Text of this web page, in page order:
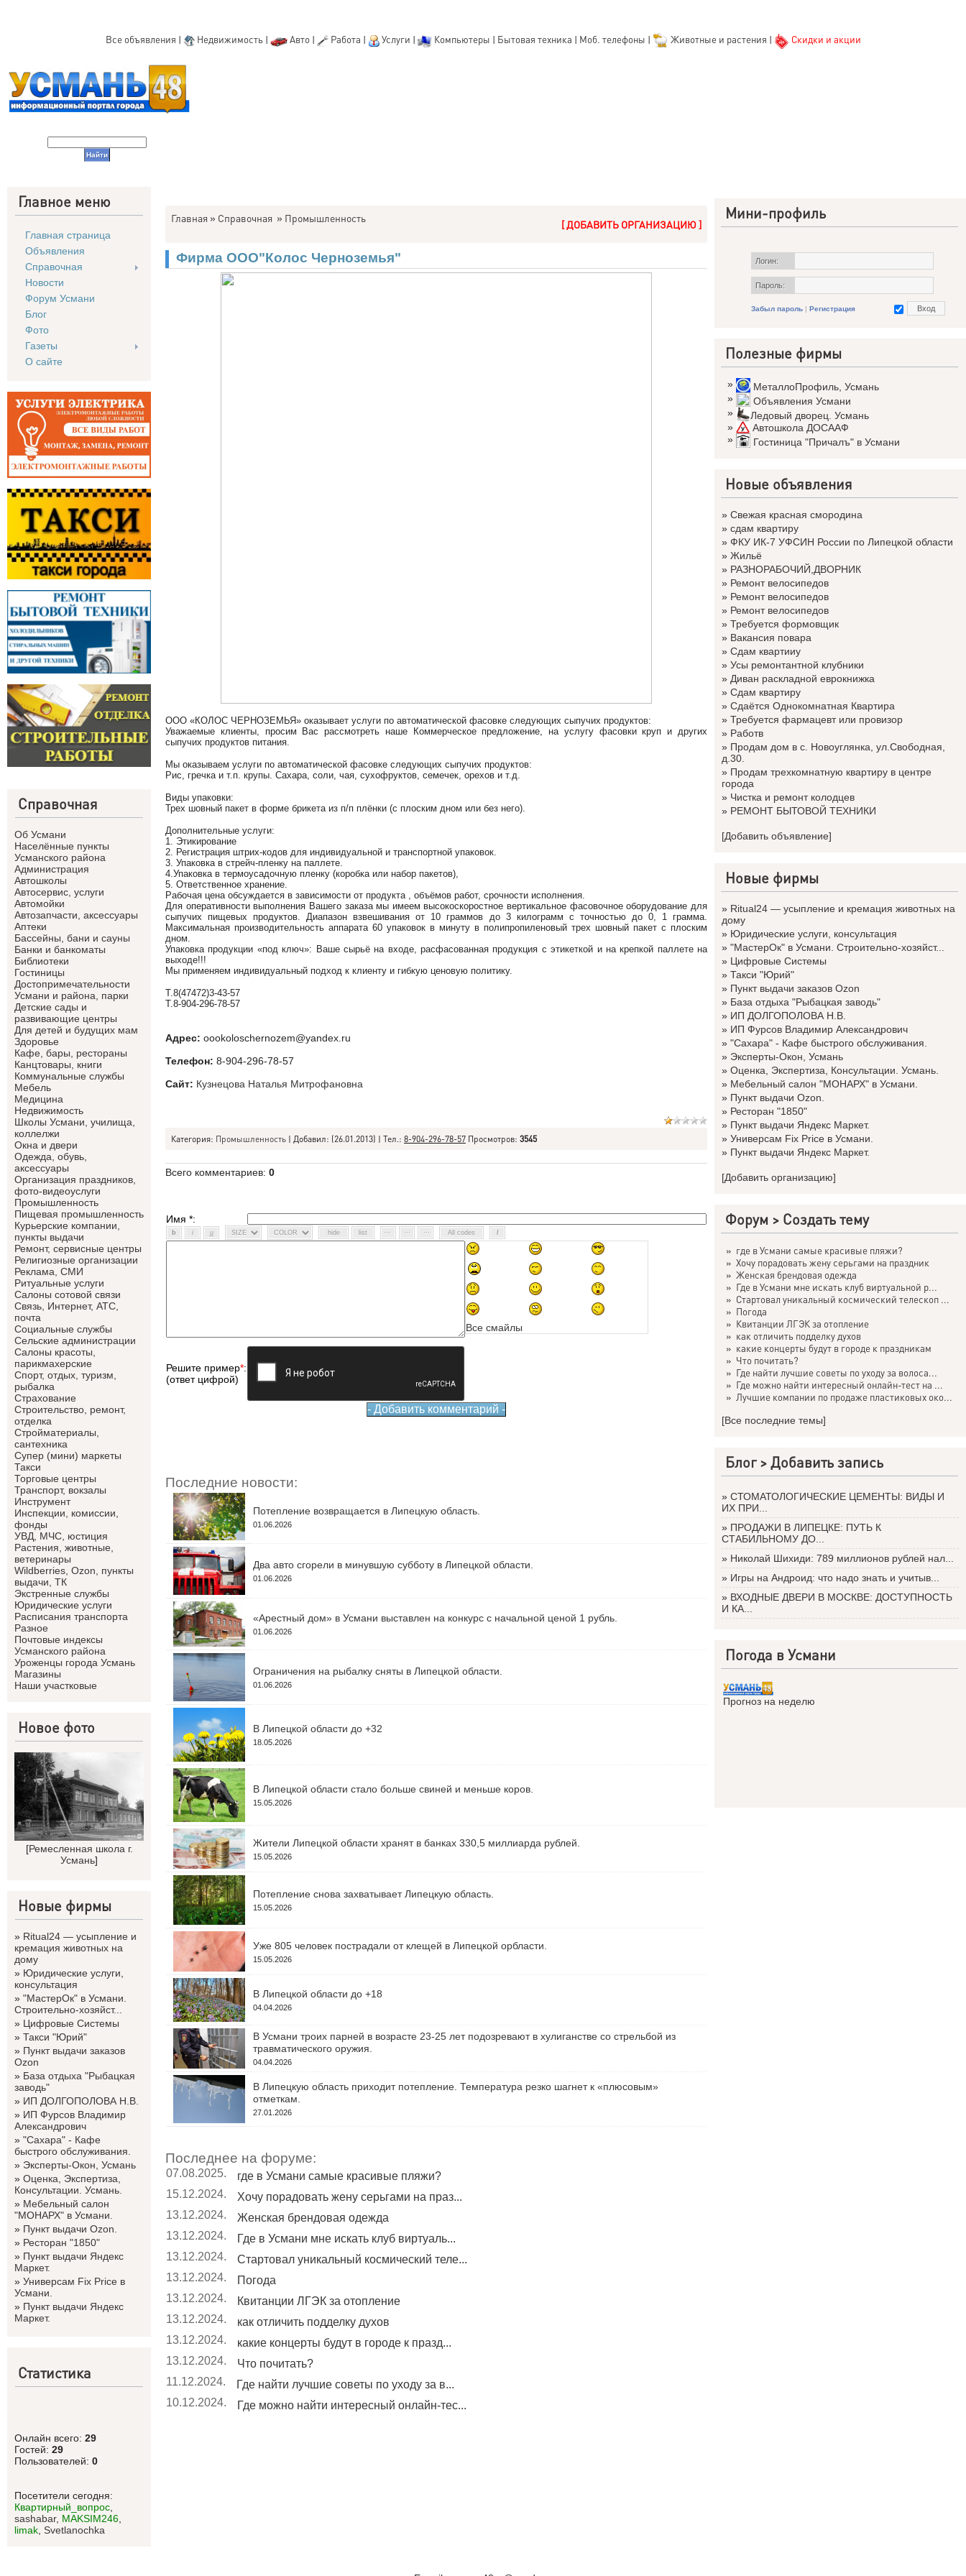
Все объявления | Недвижимость | Авто| Работа | Услуги | Компьютеры | Бытовая техника | Моб. телефоны | Животные и растения | Скидки и акции
Главное меню
Главная страница
Объявления
Справочная
Новости
Форум Усмани
Блог
Фото
Газеты
О сайте
Справочная
Об Усмани
Населённые пункты
Усманского района
Администрация
Автошколы
Автосервис, услуги
Автомойки
Автозапчасти, аксессуары
Аптеки
Бассейны, бани и сауны
Банки и банкоматы
Библиотеки
Гостиницы
Достопримечательности
Усмани и района, парки
Детские сады и
развивающие центры
Для детей и будущих мам
Здоровье
Кафе, бары, рестораны
Канцтовары, книги
Коммунальные службы
Мебель
Медицина
Недвижимость
Школы Усмани, училища,
коллелжи
Окна и двери
Одежда, обувь,
аксессуары
Организация праздников,
фото-видеоуслуги
Промышленность
Пищевая промышленность
Курьерские компании,
пункты выдачи
Ремонт, сервисные центры
Религиозные организации
Реклама, СМИ
Ритуальные услуги
Салоны сотовой связи
Связь, Интернет, АТС,
почта
Социальные службы
Сельские администрации
Салоны красоты,
парикмахерские
Спорт, отдых, туризм,
рыбалка
Страхование
Строительство, ремонт,
отделка
Cтройматериалы,
сантехника
Супер (мини) маркеты
Такси
Торговые центры
Транспорт, вокзалы
Инструмент
Инспекции, комиссии,
фонды
УВД, МЧС, юстиция
Растения, животные,
ветеринары
Wildberries, Ozon, пункты
выдачи, ТК
Экстренные службы
Юридические услуги
Расписания транспорта
Разное
Почтовые индексы
Усманского района
Уроженцы города Усмань
Магазины
Наши участковые
Новое фото
[Ремесленная школа г.
Усмань]
Новые фирмы
» Ritual24 — усыпление и
кремация животных на
дому
» Юридические услуги,
консультация
» "МастерОк" в Усмани.
Строительно-хозяйст...
» Цифровые Системы
» Такси "Юрий"
» Пункт выдачи заказов
Ozon
» База отдыха "Рыбацкая
заводь"
» ИП ДОЛГОПОЛОВА Н.В.
» ИП Фурсов Владимир
Александрович
» "Сахара" - Кафе
быстрого обслуживания.
» Эксперты-Окон, Усмань
» Оценка, Экспертиза,
Консультации. Усмань.
» Мебельный салон
"МОНАРХ" в Усмани.
» Пункт выдачи Ozon.
» Ресторан "1850"
» Пункт выдачи Яндекс
Маркет.
» Универсам Fix Price в
Усмани.
» Пункт выдачи Яндекс
Маркет.
Статистика
Онлайн всего: 29
Гостей: 29
Пользователей: 0
Посетители сегодня:
Квартирный_вопрос
sashabar, MAKSIM246
limak Svetlanоchka
Главная » Справочная » Промышленность [ ДОБАВИТЬ ОРГАНИЗАЦИЮ ]
Фирма ООО"Колос Черноземья"
ООО «КОЛОС ЧЕРНОЗЕМЬЯ» оказывает услуги по автоматической фасовке следующих сыпучих продуктов:
Уважаемые клиенты, просим Вас рассмотреть наше Коммерческое предложение, на услугу фасовки круп и других
сыпучих продуктов питания.
Мы оказываем услуги по автоматической фасовке следующих сыпучих продуктов:
Рис, гречка и т.п. крупы. Сахара, соли, чая, сухофруктов, семечек, орехов и т.д.
Виды упаковки:
Трех шовный пакет в форме брикета из п/п плёнки (с плоским дном или без него).
Дополнительные услуги:
1. Этикирование
2. Регистрация штрих-кодов для индивидуальной и транспортной упаковок.
3. Упаковка в стрейч-пленку на паллете.
4.Упаковка в термоусадочную пленку (коробка или набор пакетов),
5. Ответственное хранение.
Рабочая цена обсуждается в зависимости от продукта , объёмов работ, срочности исполнения.
Для оперативности выполнения Вашего заказа мы имеем высокоскоростное вертикальное фасовочное оборудование для
сыпучих пищевых продуктов. Диапазон взвешивания от 10 граммов до 3 килограмм с точностью до 0, 1 грамма.
Максимальная производительность аппарата 60 упаковок в минуту в полипропиленовый трех шовный пакет с плоским
дном.
Упаковка продукции «под ключ»: Ваше сырьё на входе, расфасованная продукция с этикеткой и на крепкой паллете на
выходе!!!
Мы применяем индивидуальный подход к клиенту и гибкую ценовую политику.
Т.8(47472)3-43-57
Т.8-904-296-78-57
Адрес: oookoloschernozem@yandex.ru
Телефон: 8-904-296-78-57
Сайт: Кузнецова Наталья Митрофановна
Категория: Промышленность | Добавил: (26.01.2013) | Тел.: 8-904-296-78-57 Просмотров: 3545
Всего комментариев: 0
Имя *:
Все смайлы
Решите пример*:
(ответ цифрой)
Последние новости:
Потепление возвращается в Липецкую область.
01.06.2026
Два авто сгорели в минувшую субботу в Липецкой области.
01.06.2026
«Арестный дом» в Усмани выставлен на конкурс с начальной ценой 1 рубль.
01.06.2026
Ограничения на рыбалку сняты в Липецкой области.
01.06.2026
В Липецкой области до +32
18.05.2026
В Липецкой области стало больше свиней и меньше коров.
15.05.2026
Жители Липецкой области хранят в банках 330,5 миллиарда рублей.
15.05.2026
Потепление снова захватывает Липецкую область.
15.05.2026
Уже 805 человек пострадали от клещей в Липецкой орбласти.
15.05.2026
В Липецкой области до +18
04.04.2026
В Усмани троих парней в возрасте 23-25 лет подозревают в хулиганстве со стрельбой из
травматического оружия.
04.04.2026
В Липецкую область приходит потепление. Температура резко шагнет к «плюсовым»
отметкам.
27.01.2026
Последнее на форуме:
07.08.2025.
где в Усмани самые красивые пляжи?
15.12.2024.
Хочу порадовать жену серьгами на праз...
13.12.2024.
Женская брендовая одежда
13.12.2024.
Где в Усмани мне искать клуб виртуаль...
13.12.2024.
Стартовал уникальный космический теле...
13.12.2024.
Погода
13.12.2024.
Квитанции ЛГЭК за отопление
13.12.2024.
как отличить подделку духов
13.12.2024.
какие концерты будут в городе к празд...
13.12.2024.
Что почитать?
11.12.2024.
Где найти лучшие советы по уходу за в...
10.12.2024.
Где можно найти интересный онлайн-тес...
Мини-профиль
Логин:
Пароль:
Забыл пароль | Регистрация
Полезные фирмы
» МеталлоПрофиль Усмань
»
Объявления Усмани
»
Ледовый дворец. Усмань
»
Автошкола ДОСААФ
»
Гостиница "Причалъ" в Усмани
Новые объявления
» Свежая красная смородина
» сдам квартиру
» ФКУ ИК-7 УФСИН России по Липецкой области
» Жильё
» РАЗНОРАБОЧИЙ,ДВОРНИК
» Ремонт велосипедов
» Ремонт велосипедов
» Ремонт велосипедов
» Требуется формовщик
» Вакансия повара
» Сдам квартииу
» Усы ремонтантной клубники
» Диван раскладной еврокнижка
» Сдам квартиру
» Сдаётся Однокомнатная Квартира
» Требуется фармацевт или провизор
» Работв
» Продам дом в с. Новоуглянка, ул.Свободная,
д.30.
» Продам трехкомнатную квартиру в центре
города
» Чистка и ремонт колодцев
» РЕМОНТ БЫТОВОЙ ТЕХНИКИ
[Добавить объявление]
Новые фирмы
» Ritual24 — усыпление и кремация животных на
дому
» Юридические услуги, консультация
» "МастерОк" в Усмани. Строительно-хозяйст...
» Цифровые Системы
» Такси "Юрий"
» Пункт выдачи заказов Ozon
» База отдыха "Рыбацкая заводь"
» ИП ДОЛГОПОЛОВА Н.В.
» ИП Фурсов Владимир Александрович
» "Сахара" - Кафе быстрого обслуживания.
» Эксперты-Окон, Усмань
» Оценка, Экспертиза, Консультации. Усмань.
» Мебельный салон "МОНАРХ" в Усмани.
» Пункт выдачи Ozon.
» Ресторан "1850"
» Пункт выдачи Яндекс Маркет.
» Универсам Fix Price в Усмани.
» Пункт выдачи Яндекс Маркет.
[Добавить организацию]
Форум > Создать тему
» где в Усмани самые красивые пляжи?
» Хочу порадовать жену серьгами на праздник
» Женская брендовая одежда
» Где в Усмани мне искать клуб виртуальной р...
» Стартовал уникальный космический телескоп ...
» Погода
» Квитанции ЛГЭК за отопление
» как отличить подделку духов
» какие концерты будут в городе к праздникам
» Что почитать?
» Где найти лучшие советы по уходу за волоса...
» Где можно найти интересный онлайн-тест на ...
» Лучшие компании по продаже пластиковых око...
[Все последние темы]
Блог >Добавить запись
» СТОМАТОЛОГИЧЕСКИЕ ЦЕМЕНТЫ: ВИДЫ И
ИХ ПРИ...
» ПРОДАЖИ В ЛИПЕЦКЕ: ПУТЬ К
СТАБИЛЬНОМУ ДО...
» Николай Шихиди: 789 миллионов рублей нал...
» Игры на Андроид: что надо знать и учитыв...
» ВХОДНЫЕ ДВЕРИ В МОСКВЕ: ДОСТУПНОСТЬ
И КА...
Погода в Усмани
Прогноз на неделю